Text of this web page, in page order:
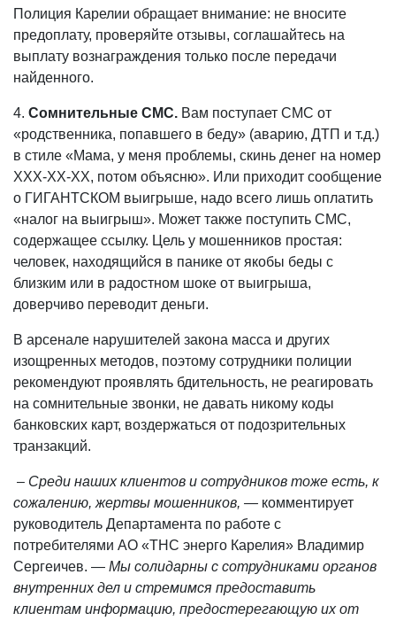
Полиция Карелии обращает внимание: не вносите
предоплату, проверяйте отзывы, соглашайтесь на
выплату вознаграждения только после передачи
найденного.
4. Сомнительные СМС. Вам поступает СМС от
«родственника, попавшего в беду» (аварию, ДТП и т.д.)
в стиле «Мама, у меня проблемы, скинь денег на номер
ХХХ-ХХ-ХХ, потом объясню». Или приходит сообщение
о ГИГАНТСКОМ выигрыше, надо всего лишь оплатить
«налог на выигрыш». Может также поступить СМС,
содержащее ссылку. Цель у мошенников простая:
человек, находящийся в панике от якобы беды с
близким или в радостном шоке от выигрыша,
доверчиво переводит деньги.
В арсенале нарушителей закона масса и других
изощренных методов, поэтому сотрудники полиции
рекомендуют проявлять бдительность, не реагировать
на сомнительные звонки, не давать никому коды
банковских карт, воздержаться от подозрительных
транзакций.
– Среди наших клиентов и сотрудников тоже есть, к
сожалению, жертвы мошенников, — комментирует
руководитель Департамента по работе с
потребителями АО «ТНС энерго Карелия» Владимир
Сергеичев. — Мы солидарны с сотрудниками органов
внутренних дел и стремимся предоставить
клиентам информацию, предостерегающую их от